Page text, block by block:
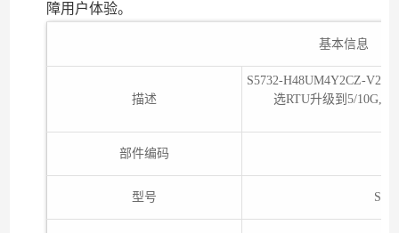
障用户体验。
基本信息
描述
S5732-H48UM4Y2CZ-V2
选RTU升级到5/10G,4
部件编码
型号